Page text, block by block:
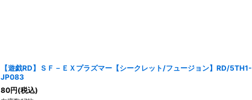
【遊戯RD】ＳＦ－ＥＸプラズマー【シークレット/フュージョン】RD/5TH1-
JP083
80円(税込)